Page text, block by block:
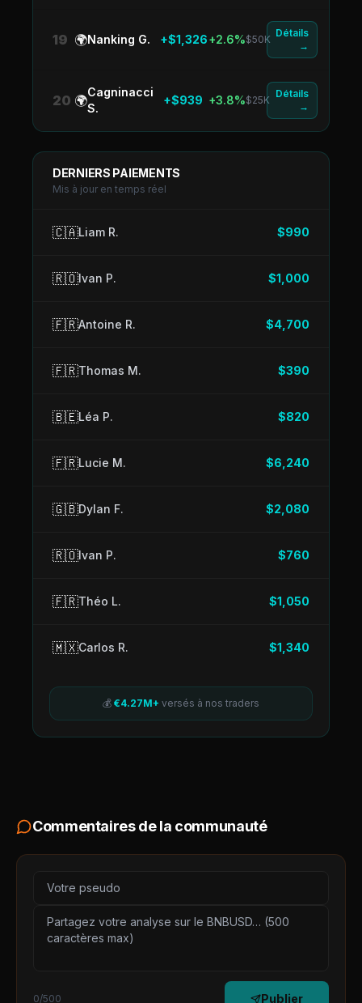
19 🌍Nanking G. +$1,326+2.6%$50K
Détails
→
20 🌍
Cagninacci
S.
+$939 +3.8%$25K
Détails
→
DERNIERS PAIEMENTS
Mis à jour en temps réel
🇨🇦Liam R. $990
🇷🇴Ivan P. $1,000
🇫🇷Antoine R. $4,700
🇫🇷Thomas M. $390
🇧🇪Léa P. $820
🇫🇷Lucie M. $6,240
🇬🇧Dylan F. $2,080
🇷🇴Ivan P. $760
🇫🇷Théo L. $1,050
🇲🇽Carlos R. $1,340
💰 €4.27M+ versés à nos traders
Commentaires de la communauté
0/500 Publier